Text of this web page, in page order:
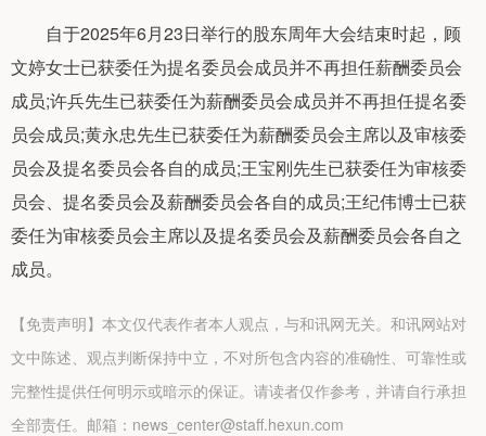
自于2025年6月23日举行的股东周年大会结束时起，顾
文婷女士已获委任为提名委员会成员并不再担任薪酬委员会
成员;许兵先生已获委任为薪酬委员会成员并不再担任提名委
员会成员;黄永忠先生已获委任为薪酬委员会主席以及审核委
员会及提名委员会各自的成员;王宝刚先生已获委任为审核委
员会、提名委员会及薪酬委员会各自的成员;王纪伟博士已获
委任为审核委员会主席以及提名委员会及薪酬委员会各自之
成员。
【免责声明】本文仅代表作者本人观点，与和讯网无关。和讯网站对
文中陈述、观点判断保持中立，不对所包含内容的准确性、可靠性或
完整性提供任何明示或暗示的保证。请读者仅作参考，并请自行承担
全部责任。邮箱：news_center@staff.hexun.com